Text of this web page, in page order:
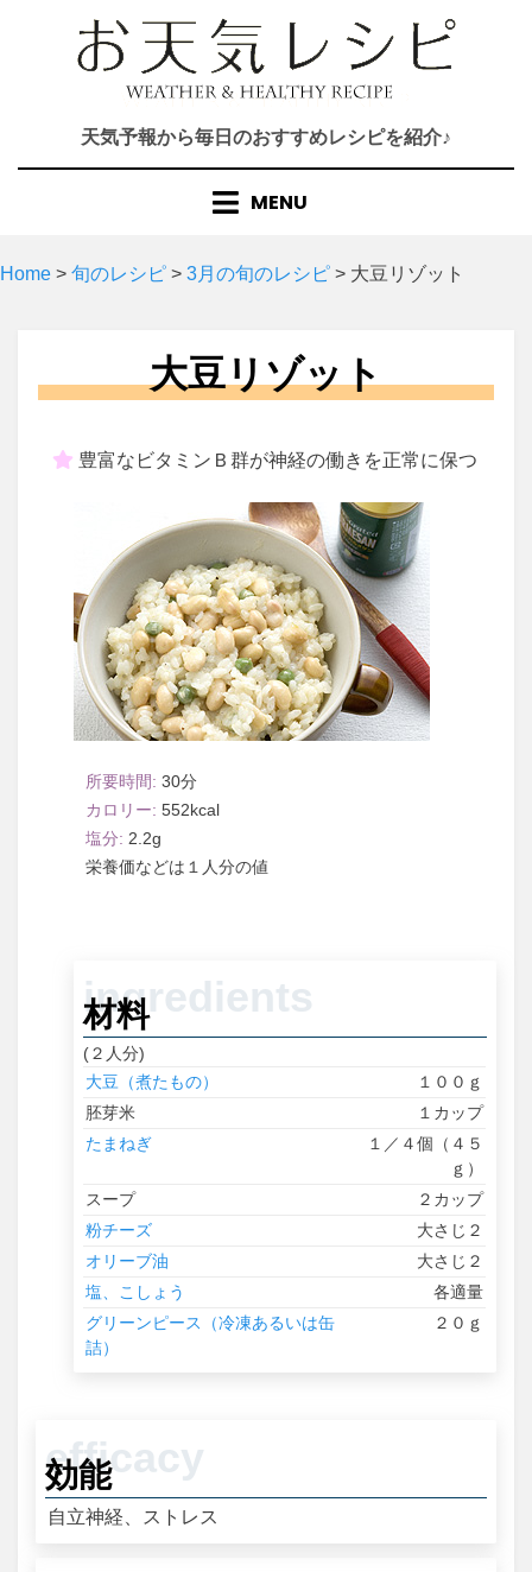
天気予報から毎日のおすすめレシピを紹介♪
MENU
Home > 旬のレシピ > 3月の旬のレシピ > 大豆リゾット
大豆リゾット
豊富なビタミンＢ群が神経の働きを正常に保つ
30
552
2.2
１人分
材料
(２人分)
大豆（煮たもの）
１００ｇ
胚芽米
１カップ
たまねぎ
１／４個（４５
ｇ）
スープ
２カップ
粉チーズ
大さじ２
オリーブ油
大さじ２
塩、こしょう
各適量
グリーンピース（冷凍あるいは缶
詰）
２０ｇ
効能
自立神経、ストレス